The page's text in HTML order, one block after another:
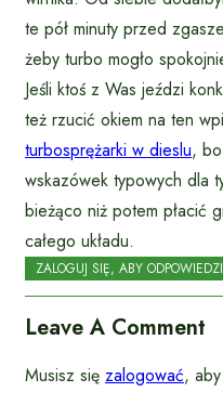
te pół minuty przed
żeby turbo mogło
Jeśli ktoś z Was jeździ
też rzucić okiem na ten
turbosprężarki w dieslu,
wskazówek typowych dla
bieżąco niż potem płacić
całego układu.
ZALOGUJ SIĘ, ABY
Leave A Comment
Musisz się zalogować,